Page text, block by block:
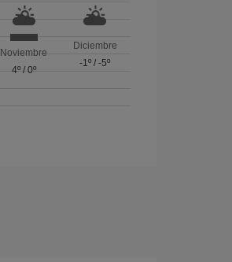
Noviembre
4º/ 0º
Diciembre
-1º /-5º